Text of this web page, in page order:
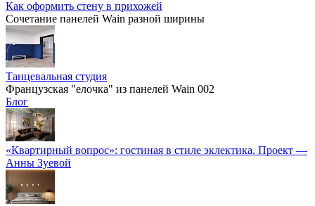
Как оформить стену в прихожей
Сочетание панелей Wain разной ширины
Танцевальная студия
Французская "елочка" из панелей Wain 002
Блог
«Квартирный вопрос»: гостиная в стиле эклектика. Проект —
Анны Зуевой